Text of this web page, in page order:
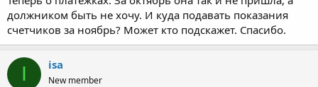
должником быть не хочу. И куда подавать показания
счетчиков за ноябрь? Может кто подскажет. Спасибо.
I isa
New member